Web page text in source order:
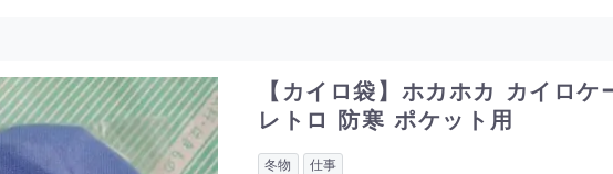
【カイロ袋】ホカホカ カイロ
レトロ 防寒 ポケット用
冬物 仕事